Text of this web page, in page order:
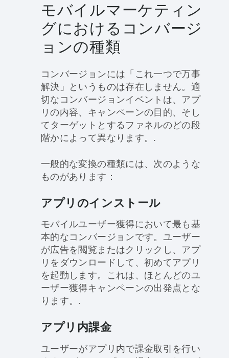
モバイルマーケティン
グにおけるコンバージ
ョンの種類
コンバージョンには「これ一つで万事
解決」というものは存在しません。適
切なコンバージョンイベントは、アプ
リの内容、キャンペーンの目的、そし
てターゲットとするファネルのどの段
階かによって異なります。.
一般的な変換の種類には、次のような
ものがあります：
アプリのインストール
モバイルユーザー獲得において最も基
本的なコンバージョンです。ユーザー
が広告を閲覧またはクリックし、アプ
リをダウンロードして、初めてアプリ
を起動します。これは、ほとんどのユ
ーザー獲得キャンペーンの出発点とな
ります。.
アプリ内課金
ユーザーがアプリ内で課金取引を行い